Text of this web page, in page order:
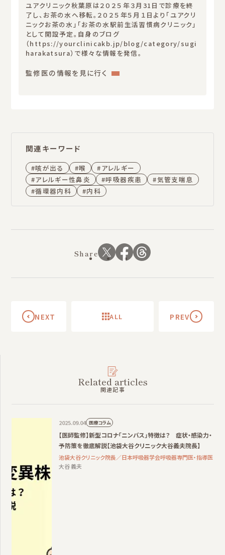
ユアクリニック秋葉原は２０２５年３月31日で診療を終
了し、お茶の水へ移転。２０２５年５月１日より「ユアクリ
ニックお茶の水」「お茶の水駅前生活習慣病クリニック」
として開設予定。自身のブログ
（https://yourclinicakb.jp/blog/category/sugi
harakatsura）で様々な情報を発信。
監修医の情報を見に行く
:
関連キーワード
咳が出る 喉
アレルギー
アレルギー性鼻炎
呼吸器疾患
気管支喘息
循環器内科
内科
Share
NEXT ALL PREV
Related articles
関連記事
2025.09.04 医療コラム
【医師監修】新型コロナ「ニンバス」特徴は？ 症状・感染力・
予防策を徹底解説【池袋大谷クリニック大谷義夫院長】
池袋大谷クリニック院長／日本呼吸器学会呼吸器専門医・指導医
大谷 義夫